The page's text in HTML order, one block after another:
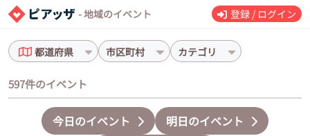
- 地域のイベント 登録 / ログイン
都道府県 市区町村 カテゴリ
597件のイベント
今日のイベント
明日のイベント